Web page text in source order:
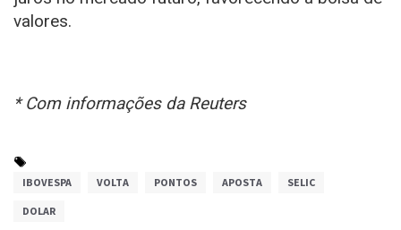
valores.
* Com informações da Reuters
IBOVESPA VOLTA PONTOS APOSTA SELIC
DOLAR